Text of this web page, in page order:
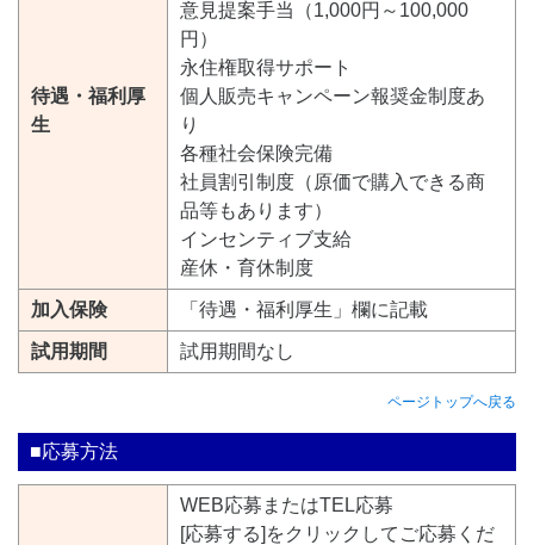
待遇・福利厚
生
意見提案手当（1,000円～100,000
円）
永住権取得サポート
個人販売キャンペーン報奨金制度あ
り
各種社会保険完備
社員割引制度（原価で購入できる商
品等もあります）
インセンティブ支給
産休・育休制度
加入保険 「待遇・福利厚生」欄に記載
試用期間 試用期間なし
ページトップへ戻る
■応募方法
WEB応募またはTEL応募
[応募する]をクリックしてご応募くだ